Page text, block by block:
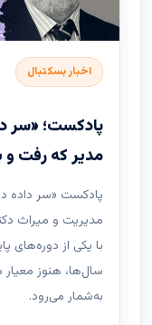
اخبار بسکتبال
پادکست؛ «سر
مدیر که رفت و
پادکست «سر داده
مدیریت و میراث
با یکی از دوره‌های
سال‌ها، هنوز
به‌شمار می‌رود.